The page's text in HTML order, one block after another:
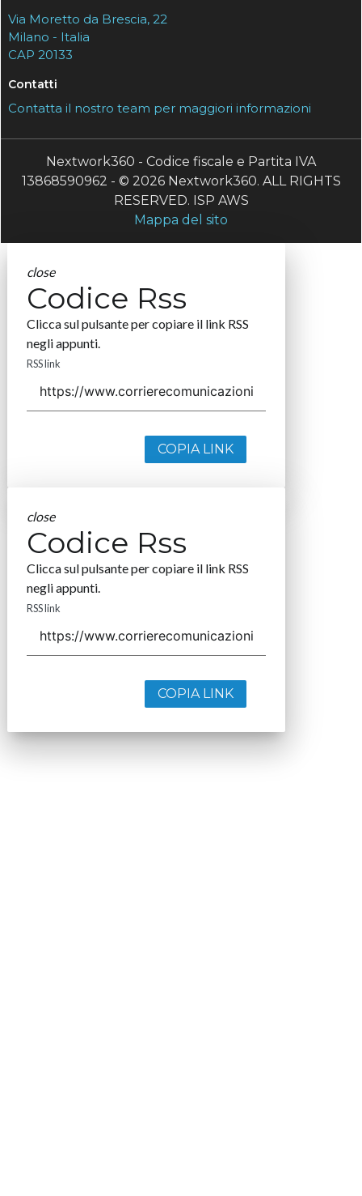
Via Moretto da Brescia, 22
Milano - Italia
CAP 20133
Contatti
Contatta il nostro team per maggiori informazioni
Nextwork360 - Codice fiscale e Partita IVA
13868590962 - © 2026 Nextwork360. ALL RIGHTS
RESERVED. ISP AWS
Mappa del sito
close
Codice Rss
Clicca sul pulsante per copiare il link RSS
negli appunti.
RSS link
COPIA LINK
close
Codice Rss
Clicca sul pulsante per copiare il link RSS
negli appunti.
RSS link
COPIA LINK